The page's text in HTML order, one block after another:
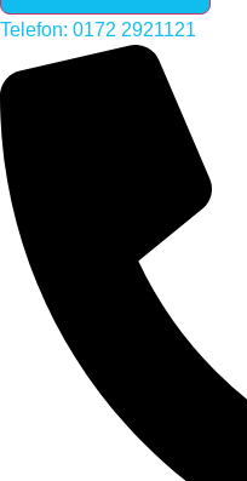
Telefon: 0172 2921121